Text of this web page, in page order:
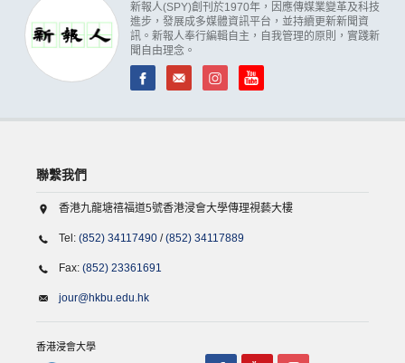
新報人(SPY)創刊於1970年，因應傳媒業變革及科技
進步，發展成多媒體資訊平台，並持續更新新聞資
訊。新報人奉行編輯自主，自我管理的原則，實踐新
聞自由理念。
聯繫我們
香港九龍塘禧福道5號香港浸會大學傳理視藝大樓
Tel: (852) 34117490 /(852) 34117889
Fax: (852) 23361691
jour@hkbu.edu.hk
香港浸會大學